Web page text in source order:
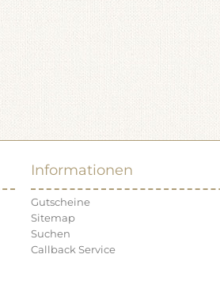
Informationen
Gutscheine
Sitemap
Suchen
Callback Service